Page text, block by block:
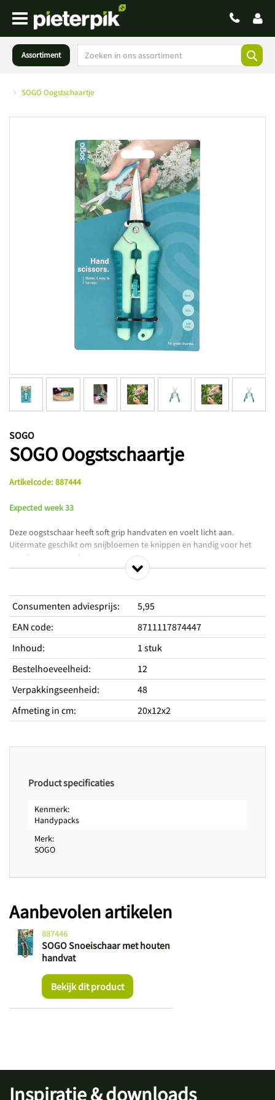
Assortiment
SOGO Oogstschaartje
SOGO
SOGO Oogstschaartje
Artikelcode: 887444
Expected week 33
Deze oogstschaar heeft soft grip handvaten en voelt licht aan.
Uitermate geschikt om snijbloemen te knippen en handig voor het
oogsten van groentes.
Productkenmerken
Soft grip
Lichtgewicht
Veelzijdig
Consumenten adviesprijs:
5,95
EAN code:
8711117874447
Inhoud:
1 stuk
Bestelhoeveelheid:
12
Verpakkingseenheid:
48
Afmeting in cm: 20x12x2
Product specificaties
Kenmerk
Handypacks
Merk
SOGO
Aanbevolen artikelen
SOGO Snoeischaar met houten
handvat
887446
Bekijk dit product
Inspiratie & downloads